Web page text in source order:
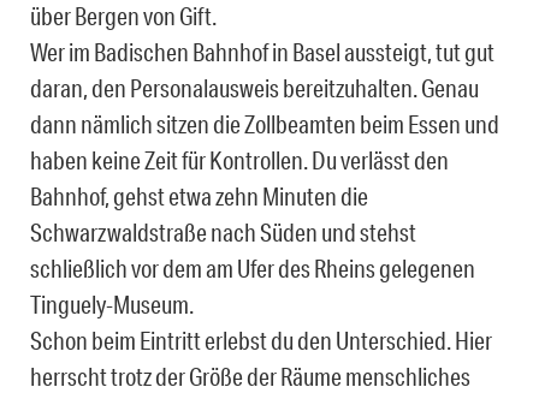
über Bergen von Gift.
Wer im Badischen Bahnhof in Basel aussteigt, tut gut
daran, den Personalausweis bereitzuhalten. Genau
dann nämlich sitzen die Zollbeamten beim Essen und
haben keine Zeit für Kontrollen. Du verlässt den
Bahnhof, gehst etwa zehn Minuten die
Schwarzwaldstraße nach Süden und stehst
schließlich vor dem am Ufer des Rheins gelegenen
Tinguely-Museum.
Schon beim Eintritt erlebst du den Unterschied. Hier
herrscht trotz der Größe der Räume menschliches